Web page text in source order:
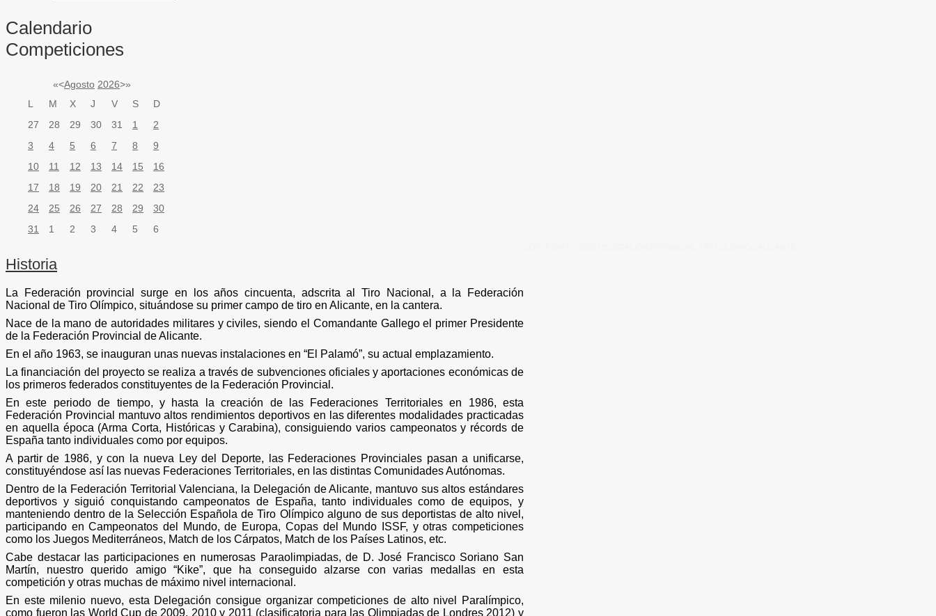
Calendario
Competiciones
«<Agosto 2026>»
L
M X J V S
D
27
28 29 30 31 1
2
3
4 5 6 7 8
9
10
11 12 13 14 15
16
17
18 19 20 21 22
23
24
25 26 27 28 29
30
31
1 2 3 4 5 6
Historia
La Federación provincial surge en los años cincuenta, adscrita al Tiro Nacio­nal, a la Federación
Nacional de Tiro Olímpico, situándose su primer campo de tiro en Alicante, en la cantera.
Nace de la mano de autoridades milita­res y civiles, siendo el Comandante Gallego el primer Presidente
de la Federación Pro­vincial de Alicante.
En el año 1963, se inauguran unas nue­vas instalaciones en “El Palamó”, su actual emplazamiento.
La financiación del proyecto se realiza a través de subvenciones oficiales y aportaciones económicas de
los primeros federa­dos constituyentes de la Federación Provin­cial.
En este periodo de tiempo, y hasta la creación de las Federaciones Territoriales en 1986, esta
Federación Provincial mantuvo altos rendimientos deportivos en las diferentes modalidades practicadas
en aquella época (Arma Corta, Históricas y Carabina), consiguiendo varios campeonatos y ré­cords de
España tanto individuales como por equipos.
A partir de 1986, y con la nueva Ley del Deporte, las Federaciones Provinciales pasan a unificarse,
constituyéndose así las nuevas Federaciones Territoriales, en las distintas Comunidades Autónomas.
Dentro de la Federación Territorial Valen­ciana, la Delegación de Alicante, mantuvo sus altos estándares
deportivos y siguió con­quistando campeonatos de España, tanto individuales como de equipos, y
mantenien­do dentro de la Selección Española de Tiro Olímpico alguno de sus deportistas de alto nivel,
participando en Campeonatos del Mundo, de Europa, Copas del Mundo ISSF, y otras competiciones
como los Juegos Medi­terráneos, Match de los Cárpatos, Match de los Países Latinos, etc.
Cabe destacar las participaciones en numerosas Paraolimpiadas, de D. José Francisco Soriano San
Martín, nuestro queri­do amigo “Kike”, que ha conseguido alzarse con varias medallas en esta
competición y otras muchas de máximo nivel internacio­nal.
En este milenio nuevo, esta Delegación consigue organizar competiciones de alto nivel Paralímpico,
como fueron las World Cup de 2009, 2010 y 2011 (clasificatoria para las Olimpiadas de Londres 2012) y